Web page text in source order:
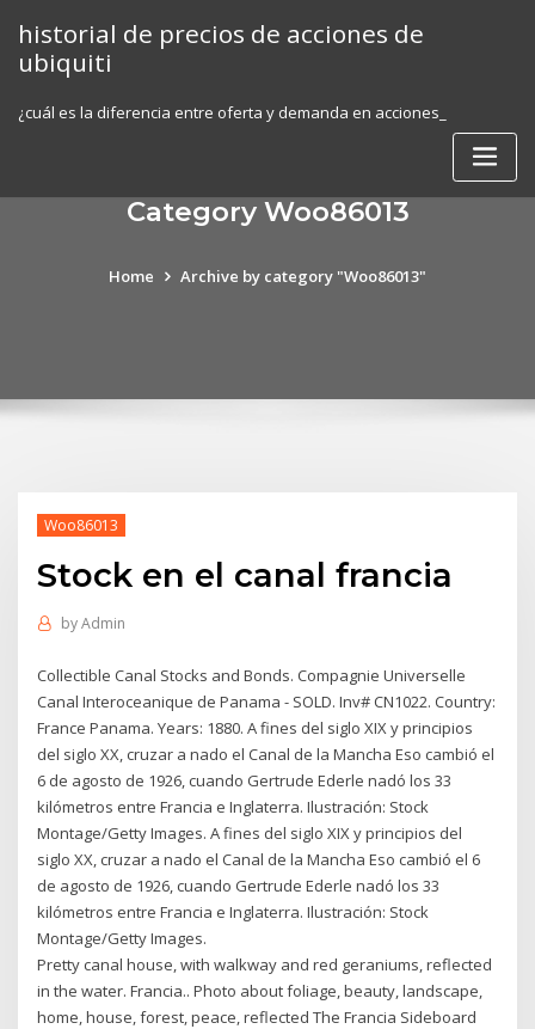
content
historial de precios de acciones de
ubiquiti
¿cuál es la diferencia entre oferta y demanda en acciones_
Category Woo86013
Home Archive by category "Woo86013"
Woo86013
Stock en el canal francia
byAdmin
Collectible Canal Stocks and Bonds. Compagnie Universelle
Canal Interoceanique de Panama - SOLD. Inv# CN1022. Country:
France Panama. Years: 1880. A fines del siglo XIX y principios
del siglo XX, cruzar a nado el Canal de la Mancha Eso cambió el
6 de agosto de 1926, cuando Gertrude Ederle nadó los 33
kilómetros entre Francia e Inglaterra. Ilustración: Stock
Montage/Getty Images. A fines del siglo XIX y principios del
siglo XX, cruzar a nado el Canal de la Mancha Eso cambió el 6
de agosto de 1926, cuando Gertrude Ederle nadó los 33
kilómetros entre Francia e Inglaterra. Ilustración: Stock
Montage/Getty Images.
Pretty canal house, with walkway and red geraniums, reflected
in the water. Francia.. Photo about foliage, beauty, landscape,
home, house, forest, peace, reflected The Francia Sideboard